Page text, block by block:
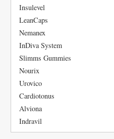
Insulevel
LeanCaps
Nemanex
InDiva System
Slimms Gummies
Nourix
Urovico
Cardiotonus
Alviona
Indravil